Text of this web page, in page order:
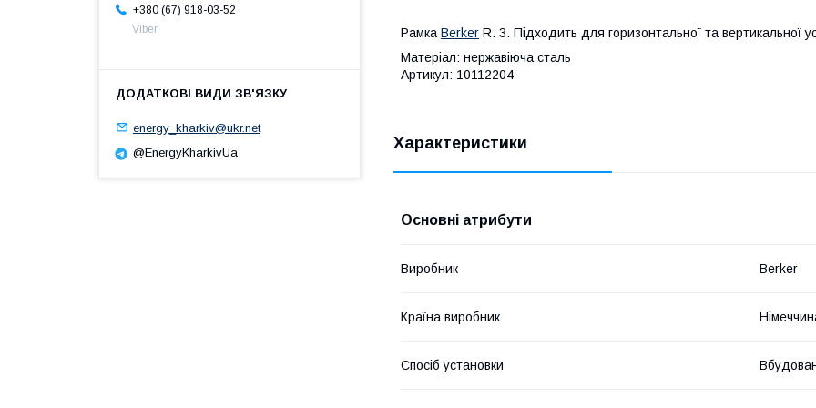
Рамка Berker R. 3. Підходить для горизонтальної та вертикальної
Матеріал: нержавіюча сталь
Артикул: 10112204
Характеристики
Основні атрибути
Виробник Berker
Країна виробник
Спосіб установки
+380 (67) 918-03-52
Viber
energy_kharkiv@ukr.net
@EnergyKharkivUa